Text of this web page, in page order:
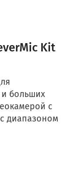
Kit
больших
с
диапазоном